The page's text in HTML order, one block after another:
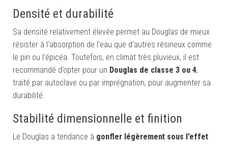
Densité et durabilité
Sa densité relativement élevée permet au Douglas de mieux
résister à l’absorption de l’eau que d’autres résineux comme
le pin ou l’épicéa. Toutefois, en climat très pluvieux, il est
recommandé d’opter pour un Douglas de classe 3 ou 4,
traité par autoclave ou par imprégnation, pour augmenter sa
durabilité.
Stabilité dimensionnelle et finition
Le Douglas a tendance à gonfler légèrement sous l’effet